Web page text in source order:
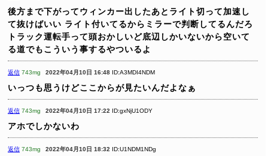
後方まで下がってウィンカー出したあとライト切って加速し
て抜けばいい ライト付いてるからミラーで判断してるんだろ
トラック運転手って頭おかしいど底辺しかいないから空いて
る道でもこういう事するやついるよ
返信 743mg 2022年04月10日 16:48 ID:A3MDI4NDM
いっつも思うけどここからが見たいんだよなぁ
返信 743mg 2022年04月10日 17:22 ID:gxNjU1ODY
アホでしかないわ
返信 743mg 2022年04月10日 18:32 ID:U1NDM1NDg